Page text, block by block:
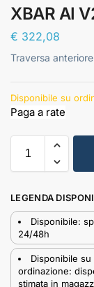
XBAR AI
€ 322,08
Traversa
Disponibile su
LEGENDA
Disponibile:
24/48h
Disponibile su
ordinazione:
stimata in